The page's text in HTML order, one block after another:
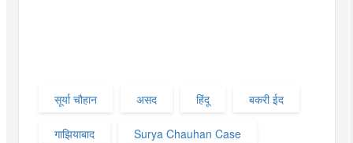
सूर्या चौहान असद हिंदू बकरी ईद
गाझियाबाद Surya Chauhan Case